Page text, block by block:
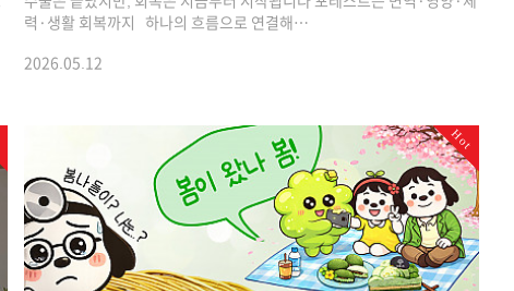
력·생활 회복까지 하나의 흐름으로 연결해…
2026.05.12
Hot